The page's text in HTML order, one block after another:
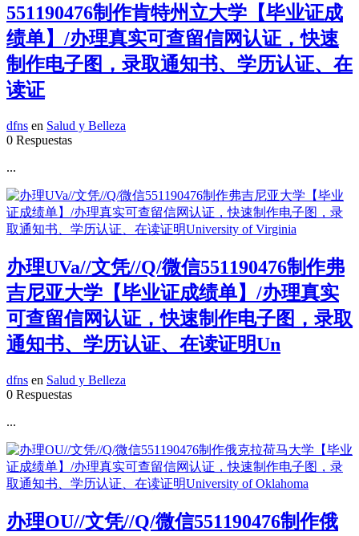
551190476制作肯特州立大学【毕业证成
绩单】/办理真实可查留信网认证，快速
制作电子图，录取通知书、学历认证、在
读证
dfns en Salud y Belleza
0 Respuestas
...
办理UVa//文凭//Q/微信551190476制作弗
吉尼亚大学【毕业证成绩单】/办理真实
可查留信网认证，快速制作电子图，录取
通知书、学历认证、在读证明Un
dfns en Salud y Belleza
0 Respuestas
...
办理OU//文凭//Q/微信551190476制作俄